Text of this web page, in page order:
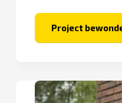
Project
Stad
in